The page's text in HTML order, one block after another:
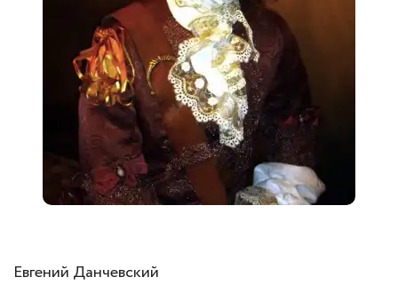
Евгений Данчевский